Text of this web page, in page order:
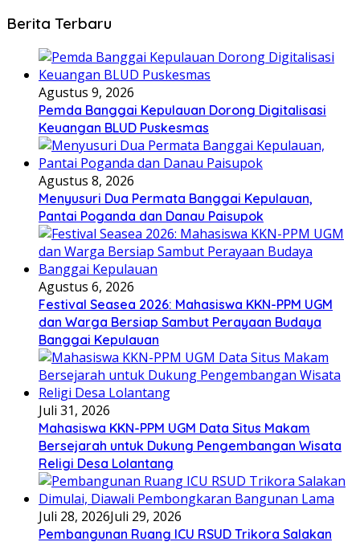
Berita Terbaru
Agustus 9, 2026
Pemda Banggai Kepulauan Dorong Digitalisasi
Keuangan BLUD Puskesmas
Agustus 8, 2026
Menyusuri Dua Permata Banggai Kepulauan,
Pantai Poganda dan Danau Paisupok
Agustus 6, 2026
Festival Seasea 2026: Mahasiswa KKN-PPM UGM
dan Warga Bersiap Sambut Perayaan Budaya
Banggai Kepulauan
Juli 31, 2026
Mahasiswa KKN-PPM UGM Data Situs Makam
Bersejarah untuk Dukung Pengembangan Wisata
Religi Desa Lolantang
Juli 28, 2026Juli 29, 2026
Pembangunan Ruang ICU RSUD Trikora Salakan